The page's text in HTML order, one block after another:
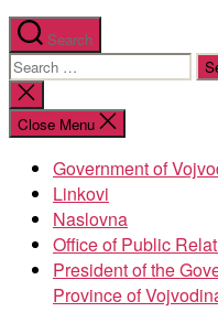
Search
Search
for:
Close
search
Close Menu
Government of
Linkovi
Naslovna
Office of Public
President of the
Province of